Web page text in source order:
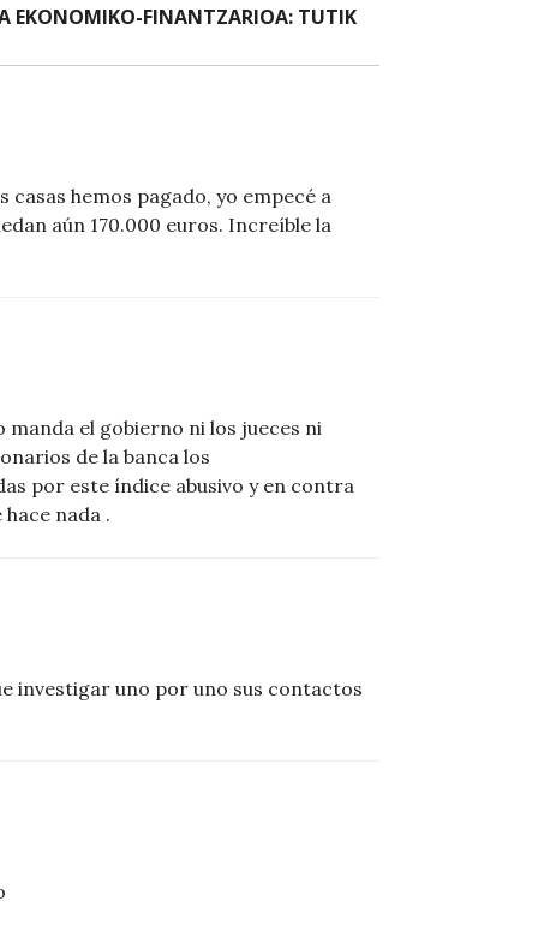
EKONOMIKO-FINANTZARIOA: TUTIK
hemos pagado, yo empecé a
aún 170.000 euros. Increíble la
manda el gobierno ni los jueces ni
de la banca los
por este índice abusivo y en contra
nada .
investigar uno por uno sus contactos